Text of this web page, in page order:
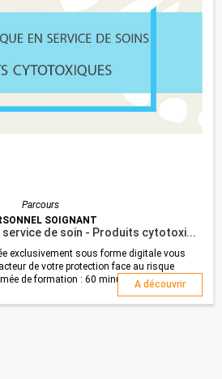
Parcours
SOIGNANT
service de soin - Produits cytotoxi...
exclusivement sous forme digitale vous
de votre protection face au risque
de formation : 60 minutes Si aucune
la case "Afficher mes promotions"
pour s'inscrire.
A découvrir